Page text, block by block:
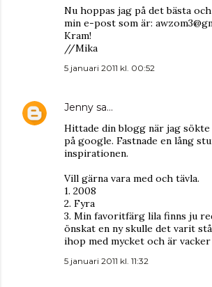
Nu hoppas jag på det bästa
min e-post som är:
Kram!
//Mika
5 januari 2011 kl. 00:52
Jenny sa…
Hittade din blogg när jag
på google. Fastnade en lång
inspirationen.
Vill gärna vara med och tävla.
1. 2008
2. Fyra
3. Min favoritfärg lila finns ju
önskat en ny skulle det varit
ihop med mycket och är vacker
5 januari 2011 kl. 11:32